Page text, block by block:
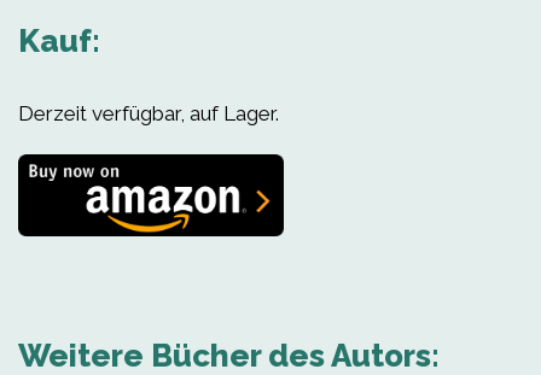
Kauf:
Derzeit verfügbar, auf Lager.
Weitere Bücher des Autors: